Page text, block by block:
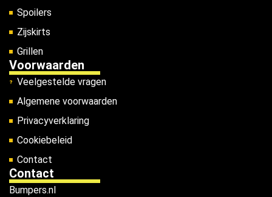
Spoilers
Zijskirts
Grillen
Voorwaarden
Veelgestelde vragen
Algemene voorwaarden
Privacyverklaring
Cookiebeleid
Contact
Contact
Bumpers.nl